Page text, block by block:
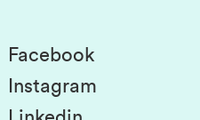
Facebook
Instagram